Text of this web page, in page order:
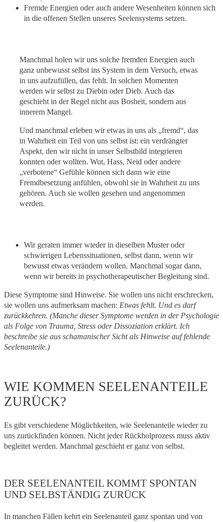
Fremde Energien oder auch andere Wesenheiten können sich
in die offenen Stellen unseres Seelensystems setzen.
Manchmal holen wir uns solche fremden Energien auch
ganz unbewusst selbst ins System in dem Versuch, etwas
in uns aufzufüllen, das fehlt. In solchen Momenten
werden wir selbst zu Diebin oder Dieb. Auch das
geschieht in der Regel nicht aus Bosheit, sondern aus
innerem Mangel.
Und manchmal erleben wir etwas in uns als „fremd“, das
in Wahrheit ein Teil von uns selbst ist: ein verdrängter
Aspekt, den wir nicht in unser Selbstbild integrieren
konnten oder wollten. Wut, Hass, Neid oder andere
„verbotene“ Gefühle können sich dann wie eine
Fremdbesetzung anfühlen, obwohl sie in Wahrheit zu uns
gehören. Auch sie wollen gesehen und angenommen
werden.
Wir geraten immer wieder in dieselben Muster oder
schwierigen Lebenssituationen, selbst dann, wenn wir
bewusst etwas verändern wollen. Manchmal sogar dann,
wenn wir bereits in psychotherapeutischer Begleitung sind.
Diese Symptome sind Hinweise. Sie wollen uns nicht erschrecken,
sie wollen uns aufmerksam machen: Etwas fehlt. Und es darf
zurückkehren. (Manche dieser Symptome werden in der Psychologie
als Folge von Trauma, Stress oder Dissoziation erklärt. Ich
beschreibe sie aus schamanischer Sicht als Hinweise auf fehlende
Seelenanteile.)
WIE KOMMEN SEELENANTEILE
ZURÜCK?
Es gibt verschiedene Möglichkeiten, wie Seelenanteile wieder zu
uns zurückfinden können. Nicht jeder Rückholprozess muss aktiv
begleitet werden. Manchmal geschieht er ganz von selbst.
DER SEELENANTEIL KOMMT SPONTAN
UND SELBSTÄNDIG ZURÜCK
In manchen Fällen kehrt ein Seelenanteil ganz spontan und von